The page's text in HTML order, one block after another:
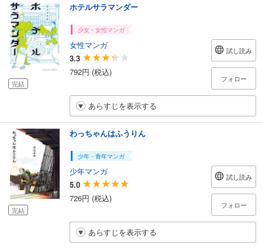
完結
ホテルサラマンダー
少女・女性マンガ
女性マンガ
3.3
792円 (税込)
試し読み
フォロー
あらすじを表示する
完結
わっちゃんはふうりん
少年・青年マンガ
少年マンガ
5.0
726円 (税込)
試し読み
フォロー
あらすじを表示する